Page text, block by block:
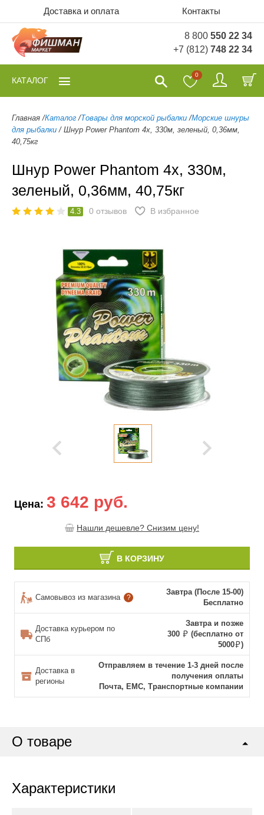
Доставка и оплата Контакты
8 800 550 22 34
+7 (812) 748 22 34
0
КАТАЛОГ
Главная /Каталог /Товары для морской рыбалки /Морские шнуры
для рыбалки / Шнур Power Phantom 4x, 330м, зеленый, 0,36мм,
40,75кг
Шнур Power Phantom 4x, 330м,
зеленый, 0,36мм, 40,75кг
4.3 0 отзывов В избранное
Цена: 3 642 руб.
Нашли дешевле? Снизим цену!
В КОРЗИНУ
Самовывоз из магазина ?
Завтра (После 15-00)
Бесплатно
Доставка курьером по
СПб
Завтра и позже
300
(бесплатно от
5000
)
Доставка в
регионы
Отправляем в течение 1-3 дней после
получения оплаты
Почта, ЕМС, Транспортные компании
О товаре
Характеристики